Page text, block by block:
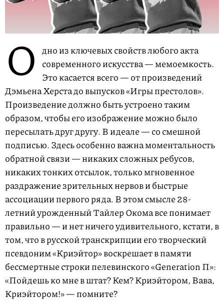
О дно из ключевых свойств любого акта
современного искусства — мемоемкость.
Это касается всего — от произведений
Дэмьена Херста до выпусков «Игры престолов».
Произведение должно быть устроено таким
образом, чтобы его изображение можно было
пересылать друг другу. В идеале — со смешной
подписью. Здесь особенно важна моментальность
обратной связи — никаких сложных ребусов,
никаких тонких отсылок, только мгновенное
раздражение зрительных нервов и быстрые
ассоциации первого ряда. В этом смысле 28-
летний урожденный Тайлер Окома все понимает
правильно — и нет ничего удивительного, кстати, в
том, что в русской транскрипции его творческий
псевдоним «Криэйтор» воскрешает в памяти
бессмертные строки пелевинского «Generation П»:
«Пойдешь ко мне в штат? Кем? Криэйтором, Вава,
Криэйтором!» — помните?